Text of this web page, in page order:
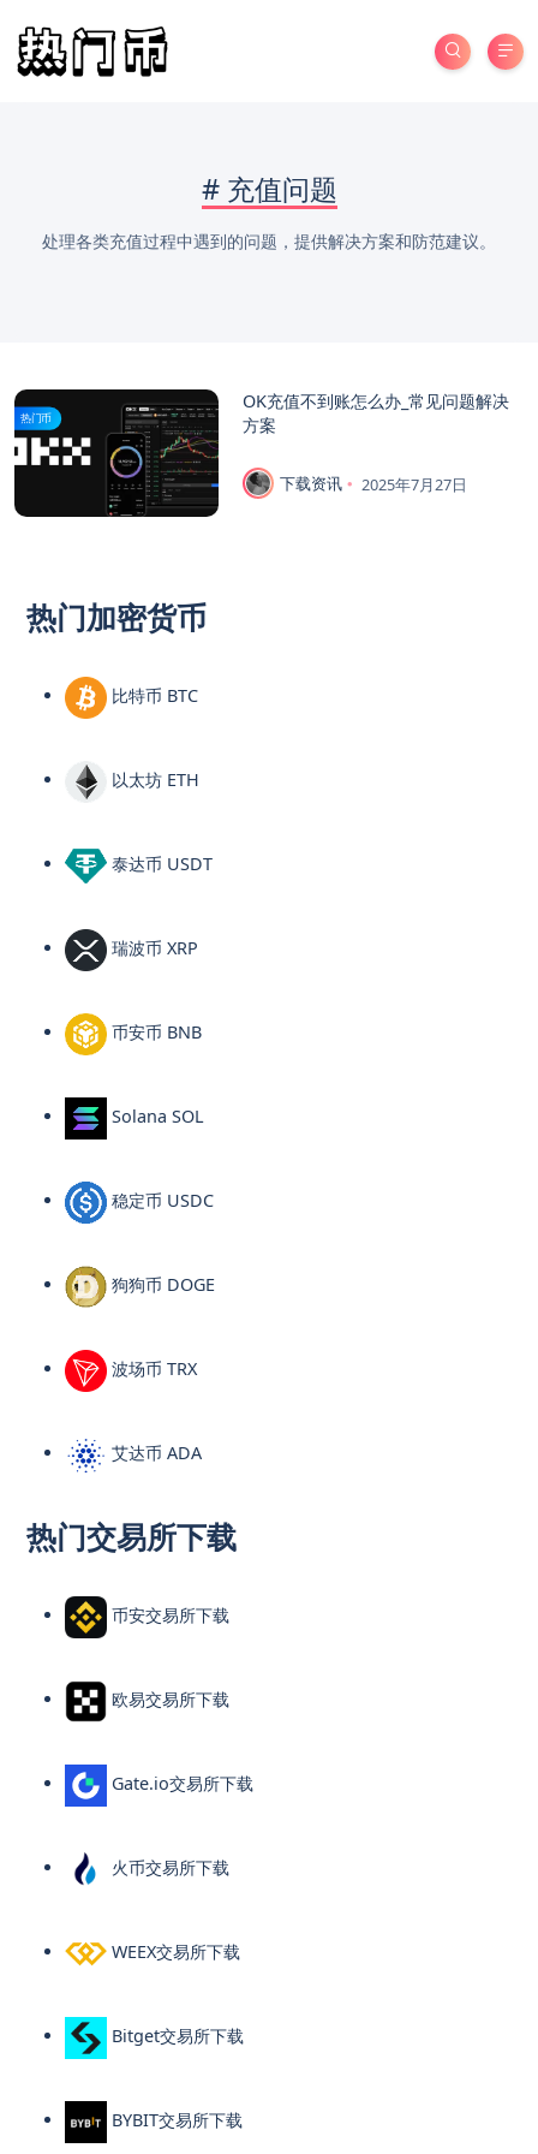
# 充值问题
处理各类充值过程中遇到的问题，提供解决方案和防范建议。
热门币
OK充值不到账怎么办_常见问题解决
方案
下载资讯 2025年7月27日
热门加密货币
比特币 BTC
以太坊 ETH
泰达币 USDT
瑞波币 XRP
币安币 BNB
Solana SOL
稳定币 USDC
狗狗币 DOGE
波场币 TRX
艾达币 ADA
热门交易所下载
币安交易所下载
欧易交易所下载
Gate.io交易所下载
火币交易所下载
WEEX交易所下载
Bitget交易所下载
BYBIT交易所下载